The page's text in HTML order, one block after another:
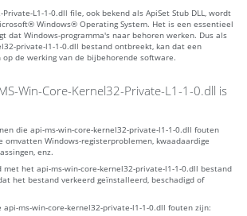
Private-L1-1-0.dll file, ook bekend als ApiSet Stub DLL, wordt
Windows® Operating System. Het is een essentieel
dat Windows-programma's naar behoren werken. Dus als
private-l1-1-0.dll bestand ontbreekt, kan dat een
de werking van de bijbehorende software.
Win-Core-Kernel32-Private-L1-1-0.dll is
die api-ms-win-core-kernel32-private-l1-1-0.dll fouten
omvatten Windows-registerproblemen, kwaadaardige
enz.
met het api-ms-win-core-kernel32-private-l1-1-0.dll bestand
het bestand verkeerd geïnstalleerd, beschadigd of
api-ms-win-core-kernel32-private-l1-1-0.dll fouten zijn: